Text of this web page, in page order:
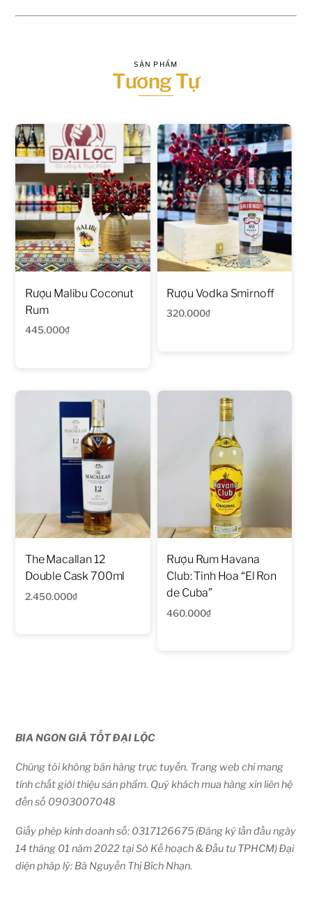
SẢN PHẨM
Tương Tự
Rượu Malibu Coconut
Rum
445.000₫
Rượu Vodka Smirnoff
320.000₫
The Macallan 12
Double Cask 700ml
2.450.000₫
Rượu Rum Havana
Club: Tinh Hoa “El Ron
de Cuba”
460.000₫
BIA NGON GIÁ TỐT ĐẠI LỘC
Chúng tôi không bán hàng trực tuyến. Trang web chỉ mang
tính chất giới thiệu sản phẩm. Quý khách mua hàng xin liên hệ
đến số 0903007048
Giấy phép kinh doanh số: 0317126675 (Đăng ký lần đầu ngày
14 tháng 01 năm 2022 tại Sở Kế hoạch & Đầu tư TPHCM) Đại
diện pháp lý: Bà Nguyễn Thị Bích Nhạn.